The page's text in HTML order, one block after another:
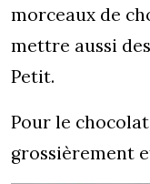
morceaux de
mettre aussi
Petit.
Pour le
grossièrement